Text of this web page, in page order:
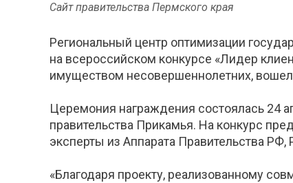
Сайт правительства Пермского края
Региональный центр оптимизации
на всероссийском конкурсе «Лидер
имуществом несовершеннолетних,
Церемония награждения состоялась 24
правительства Прикамья. На конкурс
эксперты из Аппарата Правительства
«Благодаря проекту, реализованному